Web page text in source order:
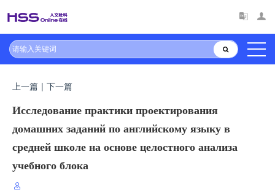
上一篇 | 下一篇
Исследование практики проектирования
домашних заданий по английскому языку в
средней школе на основе целостного анализа
учебного блока